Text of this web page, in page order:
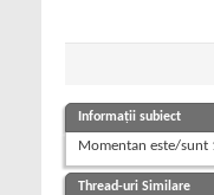
Informații subiect
Momentan este/sunt
Thread-uri Similare